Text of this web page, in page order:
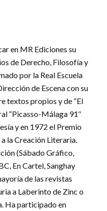
en MR Ediciones su
de Derecho, Filosofía y
por la Real Escuela
de Escena con su
textos propios y de “El
“Picasso-Málaga 91″
y en 1972 el Premio
la Creación Literaria.
(Sábado Gráfico,
En Cartel, Sanghay
de las revistas
a Laberinto de Zinc o
Ha participado en